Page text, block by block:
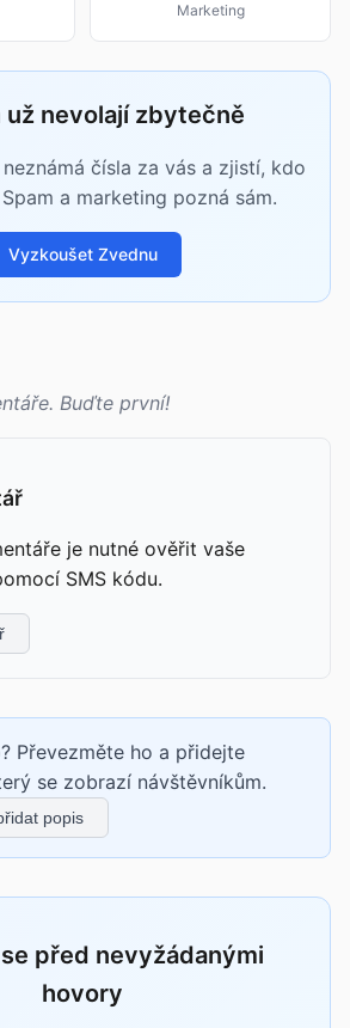
Marketing
už nevolají zbytečně
čísla za vás a zjistí, kdo
a marketing pozná sám.
Vyzkoušet Zvednu
Buďte první!
je nutné ověřit vaše
SMS kódu.
Převezměte ho a přidejte
se zobrazí návštěvníkům.
popis
před nevyžádanými
hovory